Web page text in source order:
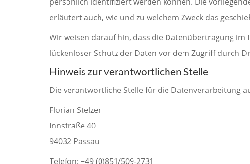
erläutert auch, wie und zu welchem Zweck das
Wir weisen darauf hin, dass die Datenübertragung im
lückenloser Schutz der Daten vor dem Zugriff durch
Hinweis zur verantwortlichen Stelle
Die verantwortliche Stelle für die Datenverarbeitung
Florian Stelzer
Innstraße 40
94032 Passau
Telefon: +49 (0)851/509-2731